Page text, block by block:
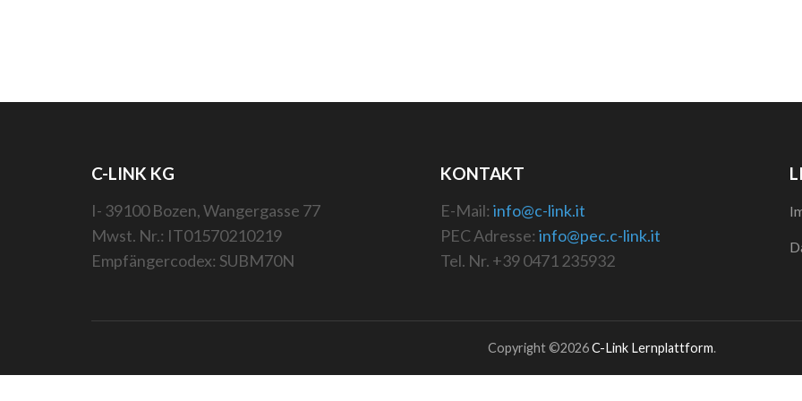
C-LINK KG
I- 39100 Bozen, Wangergasse 77
Mwst. Nr.: IT01570210219
Empfängercodex: SUBM70N
KONTAKT
E-Mail: info@c-link.it
PEC Adresse: info@pec.c-link.it
Tel. Nr. +39 0471 235932
Copyright ©2026C-Link Lernplattform.